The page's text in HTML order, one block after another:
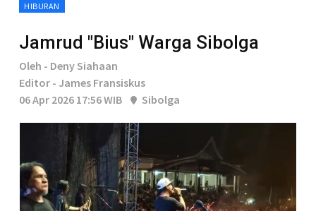
HIBURAN
Jamrud "Bius" Warga Sibolga
Oleh - Deny Siahaan
Editor - James Fransiskus
06 Apr 2026 17:56 WIB
Sibolga